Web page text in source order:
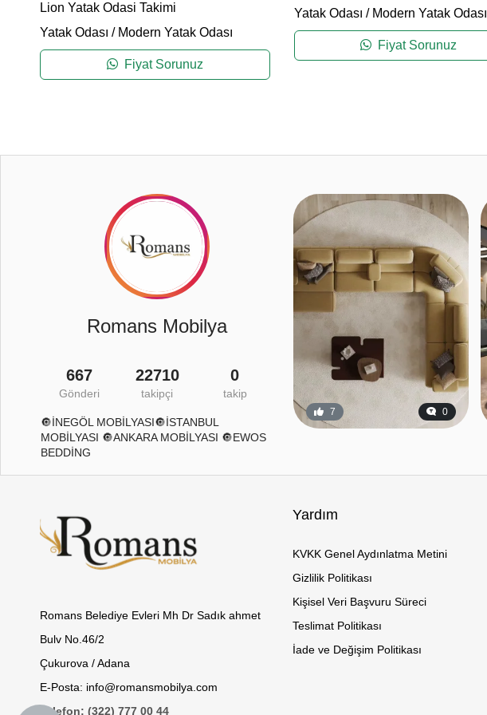
Lion Yatak Odasi Takimi
Yatak Odası / Modern Yatak Odası
Fiyat Sorunuz
Yatak Odası / Modern Yatak Odası
Fiyat Sorunuz
Romans Mobilya
667
Gönderi
22710
takipçi
0
takip
🔘İNEGÖL MOBİLYASI🔘İSTANBUL
MOBİLYASI 🔘ANKARA MOBİLYASI 🔘EWOS
BEDDİNG
7 0
Romans Belediye Evleri Mh Dr Sadık ahmet
Bulv No.46/2
Çukurova / Adana
E-Posta: info@romansmobilya.com
Telefon: (322) 777 00 44
Yardım
KVKK Genel Aydınlatma Metini
Gizlilik Politikası
Kişisel Veri Başvuru Süreci
Teslimat Politikası
İade ve Değişim Politikası